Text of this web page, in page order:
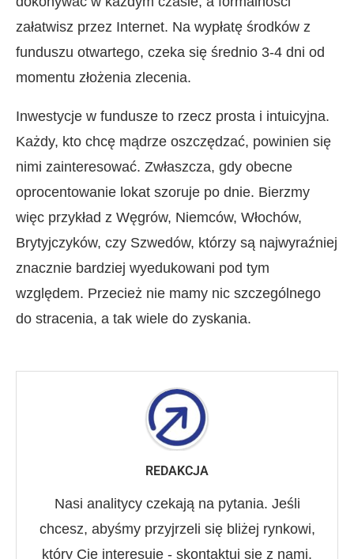
załatwisz przez Internet. Na wypłatę środków z
funduszu otwartego, czeka się średnio 3-4 dni od
momentu złożenia zlecenia.
Inwestycje w fundusze to rzecz prosta i intuicyjna.
Każdy, kto chcę mądrze oszczędzać, powinien się
nimi zainteresować. Zwłaszcza, gdy obecne
oprocentowanie lokat szoruje po dnie. Bierzmy
więc przykład z Węgrów, Niemców, Włochów,
Brytyjczyków, czy Szwedów, którzy są najwyraźniej
znacznie bardziej wyedukowani pod tym
względem. Przecież nie mamy nic szczególnego
do stracenia, a tak wiele do zyskania.
REDAKCJA
Nasi analitycy czekają na pytania. Jeśli
chcesz, abyśmy przyjrzeli się bliżej rynkowi,
który Cię interesuje - skontaktuj się z nami.